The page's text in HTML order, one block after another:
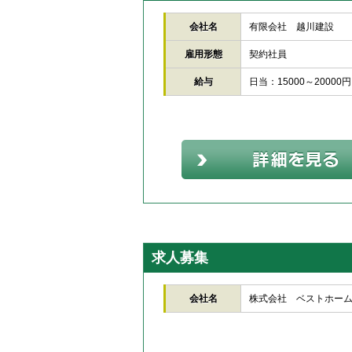
会社名 有限会社 越川建設
雇用形態 契約社員
給与 日当：15000～20000円
求人募集
会社名 株式会社 ベストホーム